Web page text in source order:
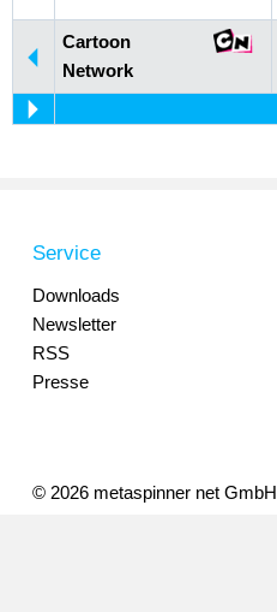
Cartoon
Network
Service
Downloads
Newsletter
RSS
Presse
© 2026 metaspinner net GmbH